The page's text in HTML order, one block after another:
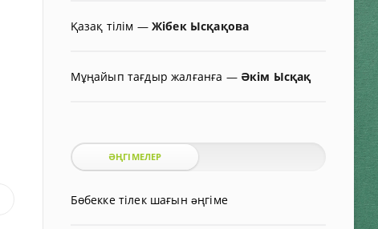
Қазақ тілім — Жібек Ысқақова
Мұңайып тағдыр жалғанға — Әкім Ысқақ
ӘҢГІМЕЛЕР
Бөбекке тілек шағын əңгіме